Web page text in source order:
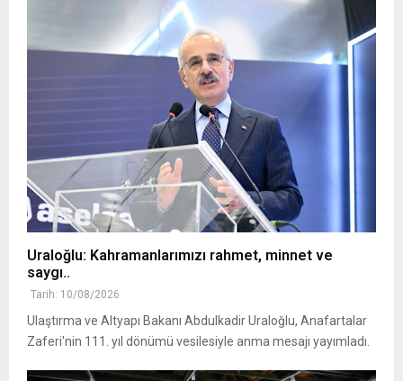
Uraloğlu: Kahramanlarımızı rahmet, minnet ve
saygı..
Tarih: 10/08/2026
Ulaştırma ve Altyapı Bakanı Abdulkadir Uraloğlu, Anafartalar
Zaferi'nin 111. yıl dönümü vesilesiyle anma mesajı yayımladı.